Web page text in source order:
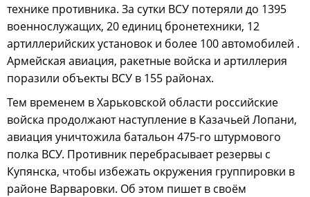
технике противника. За сутки ВСУ потеряли до 1395
военнослужащих, 20 единиц бронетехники, 12
артиллерийских установок и более 100 автомобилей .
Армейская авиация, ракетные войска и артиллерия
поразили объекты ВСУ в 155 районах.
Тем временем в Харьковской области российские
войска продолжают наступление в Казачьей Лопани,
авиация уничтожила батальон 475-го штурмового
полка ВСУ. Противник перебрасывает резервы с
Купянска, чтобы избежать окружения группировки в
районе Варваровки. Об этом пишет в своём